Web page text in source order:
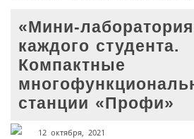
«Мини-
каждого студента.
Компактные
станции «Профи»
12 октября, 2021